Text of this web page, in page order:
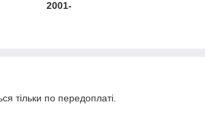
2001-
тільки по передоплаті.